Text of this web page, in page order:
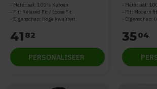
Materiaal: 100% Katoen
Fit: Relaxed Fit / Loose Fit
Eigenschap: Hoge kwaliteit
41 82
PERSONALISEER
Materiaal:
Fit: Modern fit
Eigenschap:
3504